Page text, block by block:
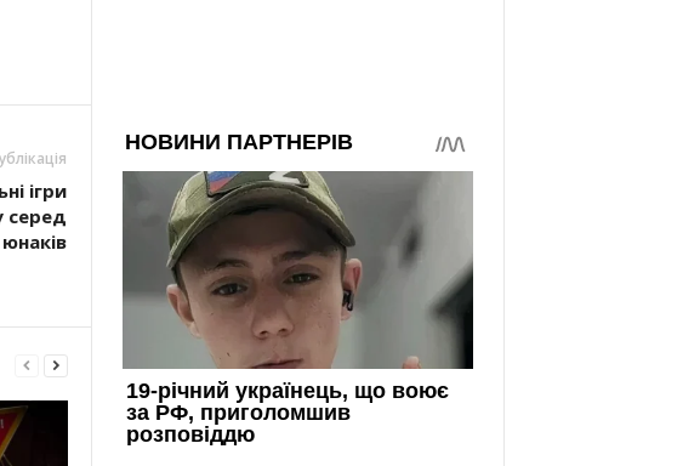
ігри
серед
юнаків